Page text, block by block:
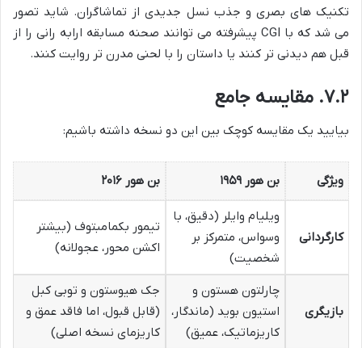
تکنیک های بصری و جذب نسل جدیدی از تماشاگران. شاید تصور
می شد که با CGI پیشرفته می توانند صحنه مسابقه ارابه رانی را از
قبل هم دیدنی تر کنند یا داستان را با لحنی مدرن تر روایت کنند.
۷.۲. مقایسه جامع
بیایید یک مقایسه کوچک بین این دو نسخه داشته باشیم:
ویژگی بن هور ۱۹۵۹ بن هور ۲۰۱۶
کارگردانی
ویلیام وایلر (دقیق، با
وسواس، متمرکز بر
شخصیت)
تیمور بکمامبتوف (بیشتر
اکشن محور، عجولانه)
بازیگری
چارلتون هستون و
استیون بوید (ماندگار،
کاریزماتیک، عمیق)
جک هیوستون و توبی کبل
(قابل قبول، اما فاقد عمق و
کاریزمای نسخه اصلی)